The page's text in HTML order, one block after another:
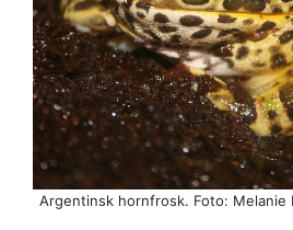
Argentinsk hornfrosk. Foto: Melanie